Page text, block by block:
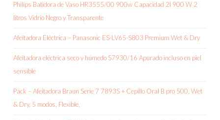
Philips Batidora de Vaso HR3555/00 900w Capacidad 2l 900 W 2
litros Vidrio Negro y Transparente
Afeitadora Eléctrica – Panasonic ES-LV65-S803 Premium Wet & Dry
Afeitadora eléctrica seco y húmedo S7930/16 Apurado incluso en piel
sensible
Pack – Afeitadora Braun Serie 7 7893S + Cepillo Oral B pro 500, Wet
& Dry, 5 modos, Flexible,